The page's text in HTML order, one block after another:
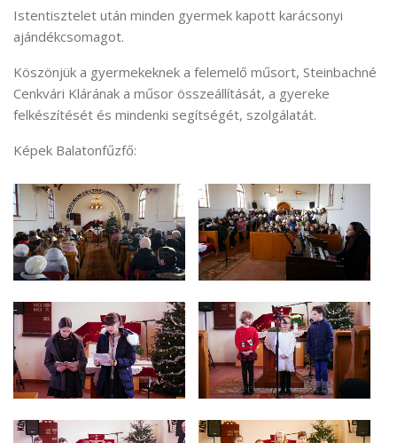
Istentisztelet után minden gyermek kapott karácsonyi
ajándékcsomagot.
Köszönjük a gyermekeknek a felemelő műsort, Steinbachné
Cenkvári Klárának a műsor összeállítását, a gyereke
felkészítését és mindenki segítségét, szolgálatát.
Képek Balatonfűzfő: